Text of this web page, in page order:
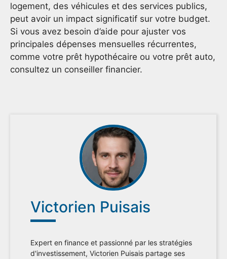
logement, des véhicules et des services publics,
peut avoir un impact significatif sur votre budget.
Si vous avez besoin d’aide pour ajuster vos
principales dépenses mensuelles récurrentes,
comme votre prêt hypothécaire ou votre prêt auto,
consultez un conseiller financier.
Victorien Puisais
Expert en finance et passionné par les stratégies
d'investissement, Victorien Puisais partage ses